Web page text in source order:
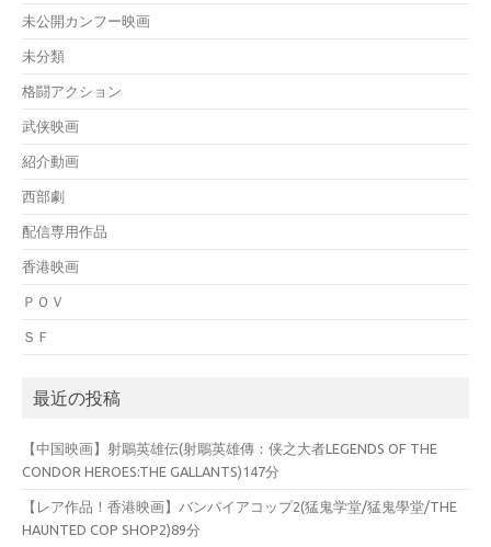
未公開カンフー映画
未分類
格闘アクション
武侠映画
紹介動画
西部劇
配信専用作品
香港映画
ＰＯＶ
ＳＦ
最近の投稿
【中国映画】射鵰英雄伝(射鵰英雄傳：侠之大者LEGENDS OF THE
CONDOR HEROES:THE GALLANTS)147分
【レア作品！香港映画】バンパイアコップ2(猛鬼学堂/猛鬼學堂/THE
HAUNTED COP SHOP2)89分